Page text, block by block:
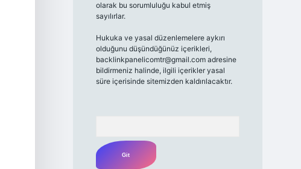
olarak bu sorumluluğu kabul etmiş
sayılırlar.
Hukuka ve yasal düzenlemelere aykırı
olduğunu düşündüğünüz içerikleri,
backlinkpanelicomtr@gmail.comadresine
bildirmeniz halinde, ilgili içerikler yasal
süre içerisinde sitemizden kaldırılacaktır.